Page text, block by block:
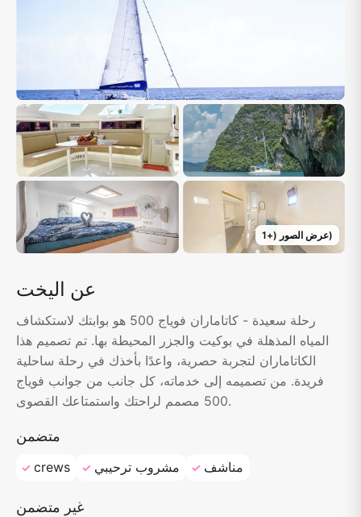
عرض الصور (+
1 )
عن اليخت
رحلة سعيدة - كاتاماران فوياج 500 هو بوابتك لاستكشاف
المياه المذهلة في بوكيت والجزر المحيطة بها. تم تصميم هذا
الكاتاماران لتجربة حصرية، واعدًا بأخذك في رحلة ساحلية
فريدة. من تصميمه إلى خدماته، كل جانب من جوانب فوياج
500 مصمم لراحتك واستمتاعك القصوى.
متضمن
crews مشروب ترحيبي مناشف
غير متضمن